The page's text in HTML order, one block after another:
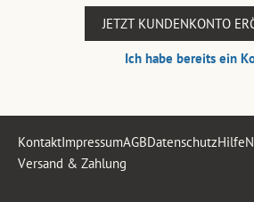
JETZT KUNDENKONTO
Ich habe bereits ein
KontaktImpressumAGBDatenschutzHilfe
Versand & Zahlung